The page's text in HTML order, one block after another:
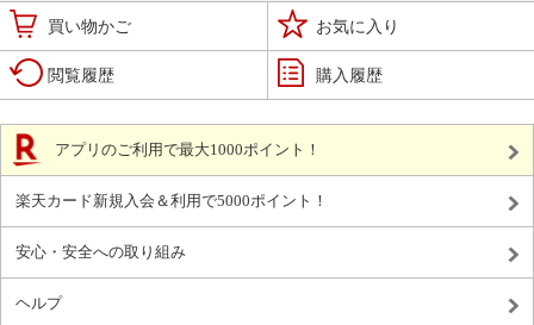
買い物かご お気に入り
閲覧履歴 購入履歴
アプリのご利用で最大1000ポイント！
楽天カード新規入会＆利用で5000ポイント！
安心・安全への取り組み
ヘルプ